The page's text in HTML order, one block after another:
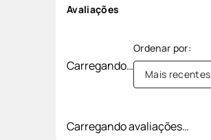
Avaliações
Carregando…
Mais recentes
Carregando avaliações…